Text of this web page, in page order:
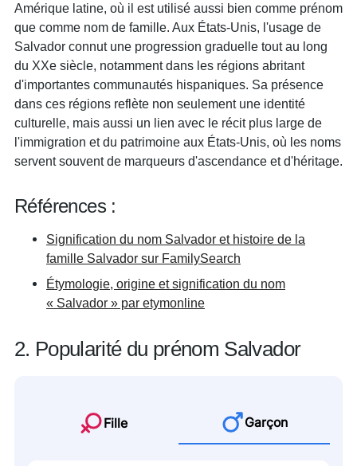
Amérique latine, où il est utilisé aussi bien comme prénom
que comme nom de famille. Aux États-Unis, l'usage de
Salvador connut une progression graduelle tout au long
du XXe siècle, notamment dans les régions abritant
d'importantes communautés hispaniques. Sa présence
dans ces régions reflète non seulement une identité
culturelle, mais aussi un lien avec le récit plus large de
l'immigration et du patrimoine aux États-Unis, où les noms
servent souvent de marqueurs d'ascendance et d'héritage.
Références :
Signification du nom Salvador et histoire de la
famille Salvador sur FamilySearch
Étymologie, origine et signification du nom
« Salvador » par etymonline
2. Popularité du prénom Salvador
Fille Garçon